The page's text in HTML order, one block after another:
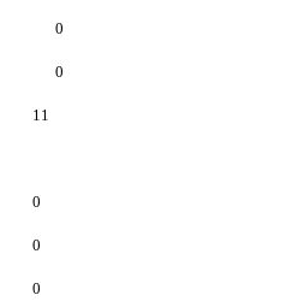
0
0
11
0
0
0